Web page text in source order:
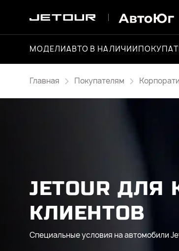
МОДЕЛИАВТО В НАЛИЧИИ
Главная Покупателям
JETOUR
КЛИЕНТОВ
Специальные условия на автомобили